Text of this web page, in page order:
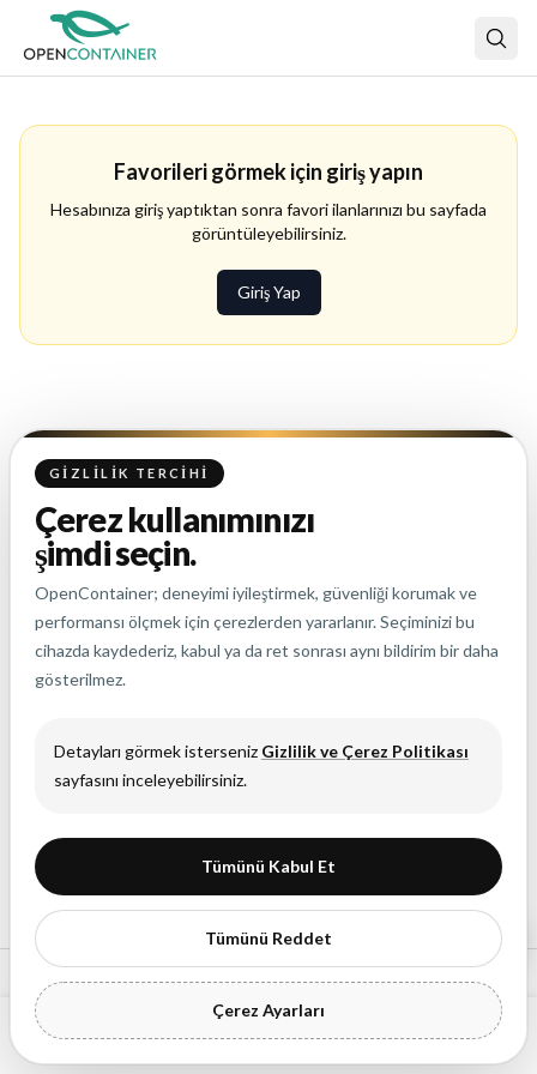
Favorileri görmek için giriş yapın
Hesabınıza giriş yaptıktan sonra favori ilanlarınızı bu sayfada
görüntüleyebilirsiniz.
Giriş Yap
Merhaba, ben OpenContainer AI
GIZLILIK TERCIHI
Çerez kullanımınızı
şimdi seçin.
OpenContainer; deneyimi iyileştirmek, güvenliği korumak ve
performansı ölçmek için çerezlerden yararlanır. Seçiminizi bu
cihazda kaydederiz, kabul ya da ret sonrası aynı bildirim bir daha
gösterilmez.
Detayları görmek isterseniz Gizlilik ve Çerez Politikası
sayfasını inceleyebilirsiniz.
Tümünü Kabul Et
Tümünü Reddet
Çerez Ayarları